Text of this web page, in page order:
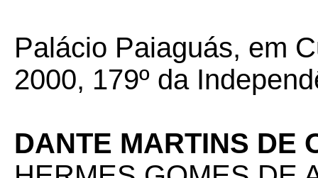
Palácio Paiaguás, em
2000, 179º da
DANTE MARTINS DE